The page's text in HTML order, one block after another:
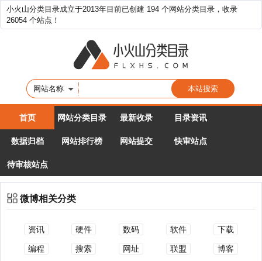
小火山分类目录成立于2013年目前已创建 194 个网站分类目录，收录
26054 个站点！
网站名称
首页 网站分类目录 最新收录 目录资讯
数据归档 网站排行榜 网站提交 快审站点
待审核站点
微博相关分类
资讯 硬件 数码 软件 下载
编程 搜索 网址 联盟 博客